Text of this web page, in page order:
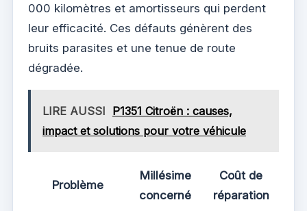
000 kilomètres et amortisseurs qui perdent
leur efficacité. Ces défauts génèrent des
bruits parasites et une tenue de route
dégradée.
LIRE AUSSI P1351 Citroën : causes,
impact et solutions pour votre véhicule
Problème
Millésime
concerné
Coût de
réparation